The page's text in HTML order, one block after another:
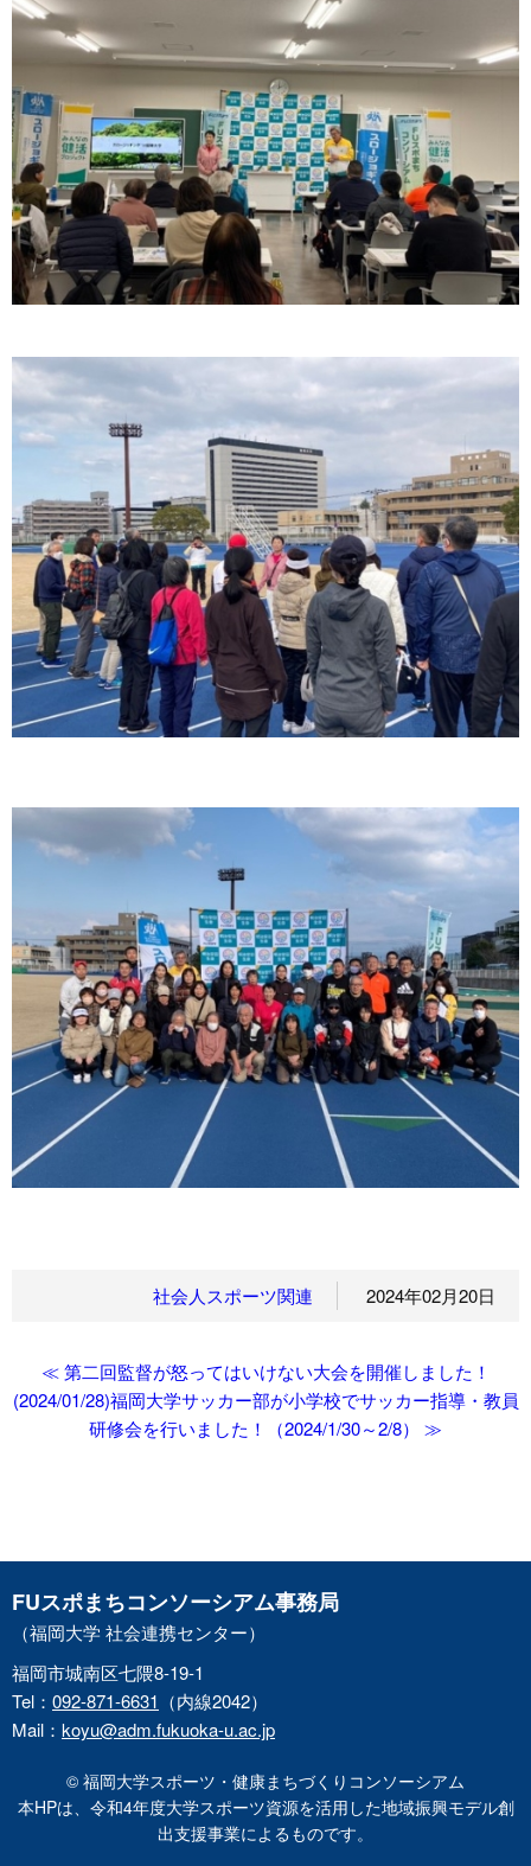
社会人スポーツ関連 2024年02月20日
≪ 第二回監督が怒ってはいけない大会を開催しました！
(2024/01/28)福岡大学サッカー部が小学校でサッカー指導・教員
研修会を行いました！（2024/1/30～2/8） ≫
FUスポまちコンソーシアム事務局
（福岡大学 社会連携センター）
福岡市城南区七隈8-19-1
Tel： 092-871-6631 （内線2042）
Mail： koyu@adm.fukuoka-u.ac.jp
© 福岡大学スポーツ・健康まちづくりコンソーシアム
本HPは、令和4年度大学スポーツ資源を活用した地域振興モデル創
出支援事業によるものです。